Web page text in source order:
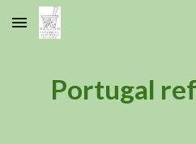
Skip to main content
Portugal